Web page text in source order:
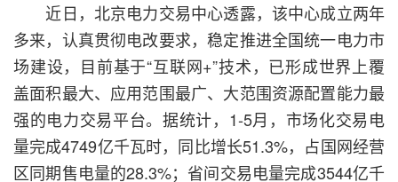
近日，北京电力交易中心透露，该中心成立两年
多来，认真贯彻电改要求，稳定推进全国统一电力市
场建设，目前基于“互联网+”技术，已形成世界上覆
盖面积最大、应用范围最广、大范围资源配置能力最
强的电力交易平台。据统计，1-5月，市场化交易电
量完成4749亿千瓦时，同比增长51.3%，占国网经营
区同期售电量的28.3%；省间交易电量完成3544亿千